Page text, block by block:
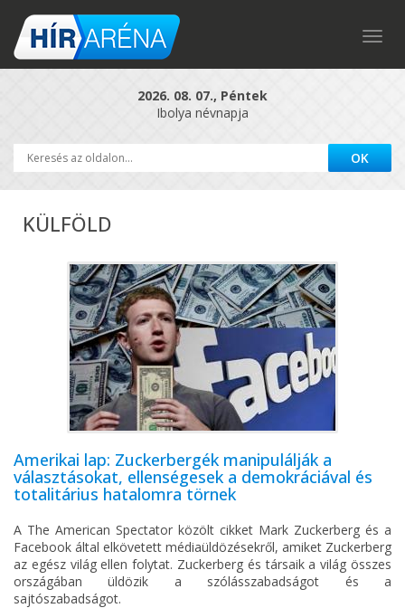
2026. 08. 07., Péntek
Ibolya névnapja
KÜLFÖLD
Amerikai lap: Zuckerbergék manipulálják a
választásokat, ellenségesek a demokráciával és
totalitárius hatalomra törnek
A The American Spectator közölt cikket Mark Zuckerberg és a
Facebook által elkövetett médiaüldözésekről, amiket Zuckerberg
az egész világ ellen folytat. Zuckerberg és társaik a világ összes
országában üldözik a szólásszabadságot és a
sajtószabadságot.